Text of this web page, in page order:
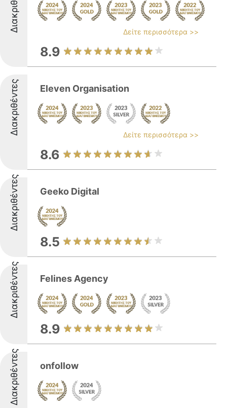
Δείτε περισσότερα >>
8.9
Διακριθέντες Eleven Organisation
Δείτε περισσότερα >>
8.6
Διακριθέντες Geeko Digital
8.5
Διακριθέντες Felines Agency
8.9
Διακριθέντες onfollow